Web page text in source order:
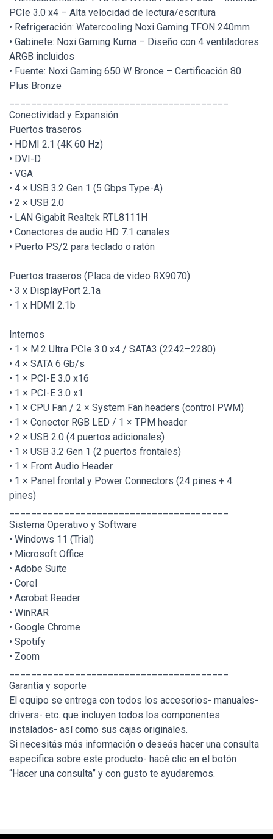
PCIe 3.0 x4 – Alta velocidad de lectura/escritura
• Refrigeración: Watercooling Noxi Gaming TFON 240mm
• Gabinete: Noxi Gaming Kuma – Diseño con 4 ventiladores
ARGB incluidos
• Fuente: Noxi Gaming 650 W Bronce – Certificación 80
Plus Bronze
Conectividad y Expansión
Puertos traseros
• HDMI 2.1 (4K 60 Hz)
• DVI-D
• VGA
• 4 × USB 3.2 Gen 1 (5 Gbps Type-A)
• 2 × USB 2.0
• LAN Gigabit Realtek RTL8111H
• Conectores de audio HD 7.1 canales
• Puerto PS/2 para teclado o ratón
Puertos traseros (Placa de video RX9070)
• 3 x DisplayPort 2.1a
• 1 x HDMI 2.1b
Internos
• 1 × M.2 Ultra PCIe 3.0 x4 / SATA3 (2242–2280)
• 4 × SATA 6 Gb/s
• 1 × PCI-E 3.0 x16
• 1 × PCI-E 3.0 x1
• 1 × CPU Fan / 2 × System Fan headers (control PWM)
• 1 × Conector RGB LED / 1 × TPM header
• 2 × USB 2.0 (4 puertos adicionales)
• 1 × USB 3.2 Gen 1 (2 puertos frontales)
• 1 × Front Audio Header
• 1 × Panel frontal y Power Connectors (24 pines + 4
pines)
Sistema Operativo y Software
• Windows 11 (Trial)
• Microsoft Office
• Adobe Suite
• Corel
• Acrobat Reader
• WinRAR
• Google Chrome
• Spotify
• Zoom
Garantía y soporte
El equipo se entrega con todos los accesorios- manuales-
drivers- etc. que incluyen todos los componentes
instalados- así como sus cajas originales.
Si necesitás más información o deseás hacer una consulta
específica sobre este producto- hacé clic en el botón
“Hacer una consulta” y con gusto te ayudaremos.